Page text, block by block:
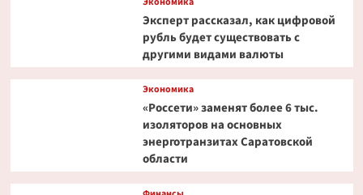
Эксперт рассказал, как цифровой
рубль будет существовать с
другими видами валюты
Экономика
«Россети» заменят более 6 тыс.
изоляторов на основных
энерготранзитах Саратовской
области